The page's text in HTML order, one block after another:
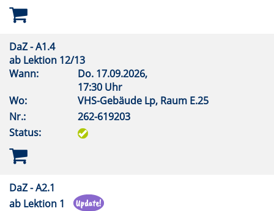
DaZ - A1.4
ab Lektion 12/13
Wann:
Do. 17.09.2026,
17:30 Uhr
Wo:
VHS-Gebäude Lp, Raum E.25
Nr.:
262-619203
Status:
DaZ - A2.1
ab Lektion 1